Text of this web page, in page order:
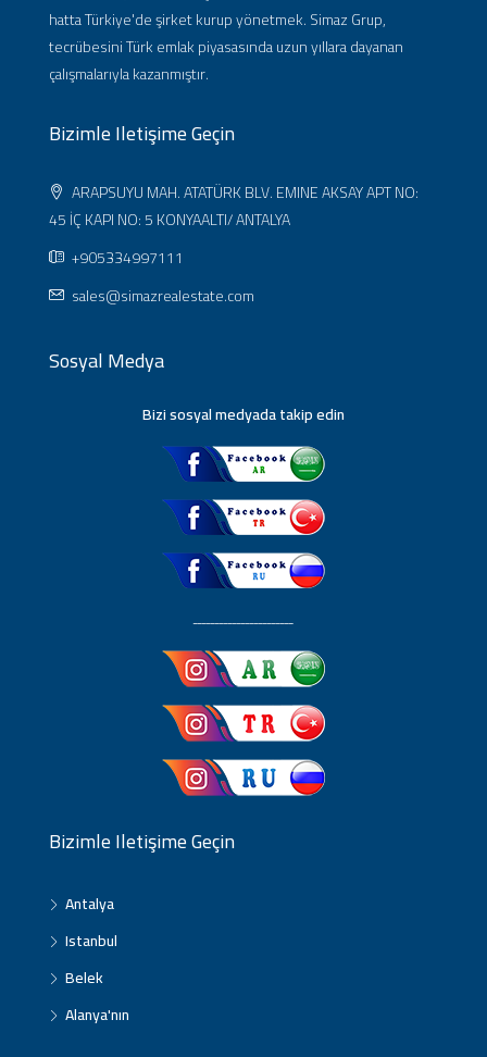
hatta Türkiye'de şirket kurup yönetmek. Simaz Grup,
tecrübesini Türk emlak piyasasında uzun yıllara dayanan
çalışmalarıyla kazanmıştır.
Bizimle Iletişime Geçin
ARAPSUYU MAH. ATATÜRK BLV. EMINE AKSAY APT NO:
45 İÇ KAPI NO: 5 KONYAALTI/ ANTALYA
+905334997111
sales@simazrealestate.com
Sosyal Medya
Bizi sosyal medyada takip edin
ـــــــــــــــــــــــ
Bizimle Iletişime Geçin
Antalya
Istanbul
Belek
Alanya'nın